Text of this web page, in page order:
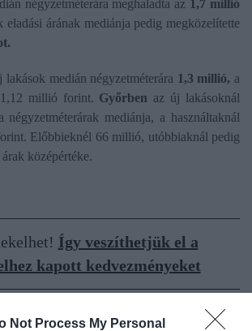
Not Process My Personal
négyzetméterára meghaladta az 1,7 millió
eladási árának mediánja pedig megközelítette
lakások medián négyzetméterára 1,3 millió, a
millió forint. Győrben az új lakásoknál
négyzetméterárak mediánja, a használtaknál
Előbbieknél 66 millió, utóbbiaknál pedig
középértéke.
Így veszíthetjük el a
kapott kedvezményeket